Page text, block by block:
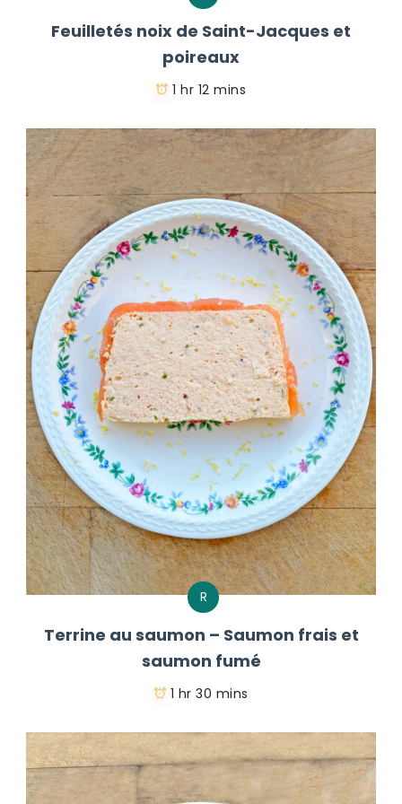
Feuilletés noix de Saint-Jacques et
poireaux
1 hr 12 mins
R
Terrine au saumon – Saumon frais et
saumon fumé
1 hr 30 mins